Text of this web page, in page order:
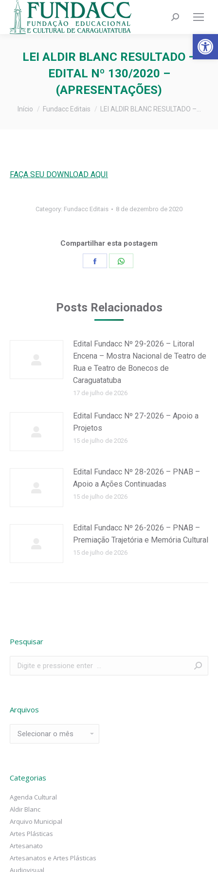
Barra de
Search:
LEI ALDIR BLANC RESULTADO –
EDITAL Nº 130/2020 –
(APRESENTAÇÕES)
Você está aqui:
Início Fundacc Editais LEI ALDIR BLANC RESULTADO –…
FAÇA SEU DOWNLOAD AQUI
Category: Fundacc Editais 8 de dezembro de 2020
Compartilhar esta postagem
Posts Relacionados
Edital Fundacc Nº 29-2026 – Litoral
Encena – Mostra Nacional de Teatro de
Rua e Teatro de Bonecos de
Caraguatatuba
17 de julho de 2026
Edital Fundacc Nº 27-2026 – Apoio a
Projetos
15 de julho de 2026
Edital Fundacc Nº 28-2026 – PNAB –
Apoio a Ações Continuadas
15 de julho de 2026
Edital Fundacc Nº 26-2026 – PNAB –
Premiação Trajetória e Memória Cultural
15 de julho de 2026
Pesquisar
Arquivos
Categorias
Agenda Cultural
Aldir Blanc
Arquivo Municipal
Artes Plásticas
Artesanato
Artesanatos e Artes Plásticas
Audiovisual